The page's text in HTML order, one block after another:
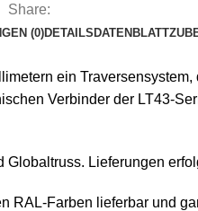
Share:
(0)DETAILS DATENBLATT
ein
Verbinder der LT43-
Lieferungen
Farben lieferbar und